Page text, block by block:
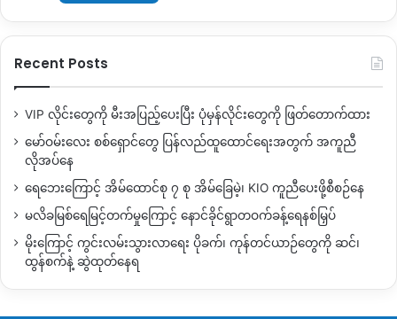
Recent Posts
VIP လိုင်းတွေကို မီးအပြည့်ပေးပြီး ပုံမှန်လိုင်းတွေကို ဖြတ်တောက်ထား
မော်ဝမ်းလေး စစ်ရှောင်တွေ ပြန်လည်ထူထောင်ရေးအတွက် အကူညီ
လိုအပ်နေ
ရေဘေးကြောင့် အိမ်ထောင်စု ၇ စု အိမ်ခြေမဲ့၊ KIO ကူညီပေးဖို့စီစဉ်နေ
မလိခမြစ်ရေမြင့်တက်မှုကြောင့် နောင်ခိုင်ရွာတဝက်ခန့်ရေနစ်မြှပ်
မိုးကြောင့် ကွင်းလမ်းသွားလာရေး ပိုခက်၊ ကုန်တင်ယာဉ်တွေကို ဆင်၊
ထွန်စက်နဲ့ ဆွဲထုတ်နေရ